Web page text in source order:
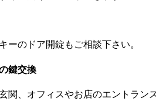
ーのドア開錠もご相談下さい。
鍵交換
関、オフィスやお店のエントラ